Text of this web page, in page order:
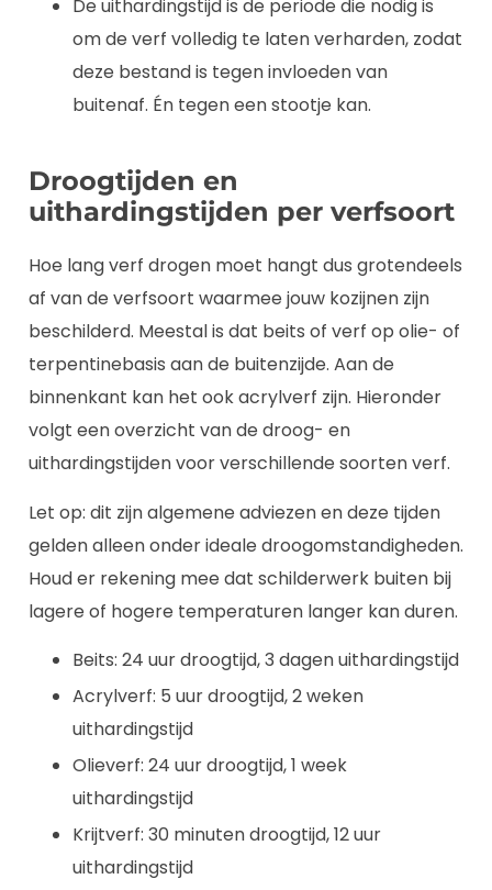
De uithardingstijd is de periode die nodig is
om de verf volledig te laten verharden, zodat
deze bestand is tegen invloeden van
buitenaf. Én tegen een stootje kan.
Droogtijden en
uithardingstijden per verfsoort
Hoe lang verf drogen moet hangt dus grotendeels
af van de verfsoort waarmee jouw kozijnen zijn
beschilderd. Meestal is dat beits of verf op olie- of
terpentinebasis aan de buitenzijde. Aan de
binnenkant kan het ook acrylverf zijn. Hieronder
volgt een overzicht van de droog- en
uithardingstijden voor verschillende soorten verf.
Let op: dit zijn algemene adviezen en deze tijden
gelden alleen onder ideale droogomstandigheden.
Houd er rekening mee dat schilderwerk buiten bij
lagere of hogere temperaturen langer kan duren.
Beits: 24 uur droogtijd, 3 dagen uithardingstijd
Acrylverf: 5 uur droogtijd, 2 weken
uithardingstijd
Olieverf: 24 uur droogtijd, 1 week
uithardingstijd
Krijtverf: 30 minuten droogtijd, 12 uur
uithardingstijd